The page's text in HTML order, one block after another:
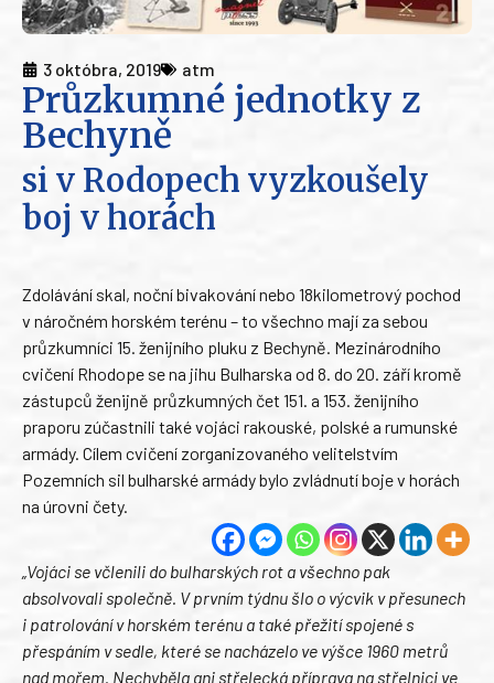
3 októbra, 2019 atm
Průzkumné jednotky z
Bechyně
si v Rodopech vyzkoušely
boj v horách
Zdolávání skal, noční bivakování nebo 18kilometrový pochod
v náročném horském terénu – to všechno mají za sebou
průzkumníci 15. ženijního pluku z Bechyně. Mezinárodního
cvičení Rhodope se na jihu Bulharska od 8. do 20. září kromě
zástupců ženijně průzkumných čet 151. a 153. ženijního
praporu zúčastnili také vojáci rakouské, polské a rumunské
armády. Cílem cvičení zorganizovaného velitelstvím
Pozemních sil bulharské armády bylo zvládnutí boje v horách
na úrovni čety.
„Vojáci se včlenili do bulharských rot a všechno pak
absolvovali společně. V prvním týdnu šlo o výcvik v přesunech
i patrolování v horském terénu a také přežití spojené s
přespáním v sedle, které se nacházelo ve výšce 1960 metrů
nad mořem. Nechyběla ani střelecká příprava na střelnici ve